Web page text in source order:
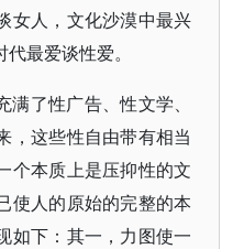
女人，文化沙漠中最兴
最爱谈性爱。
了性广告、性文学、
，这些性自由带有相当
个本质上是压抑性的文
使人的原始的完整的本
如下：其一，力图使一